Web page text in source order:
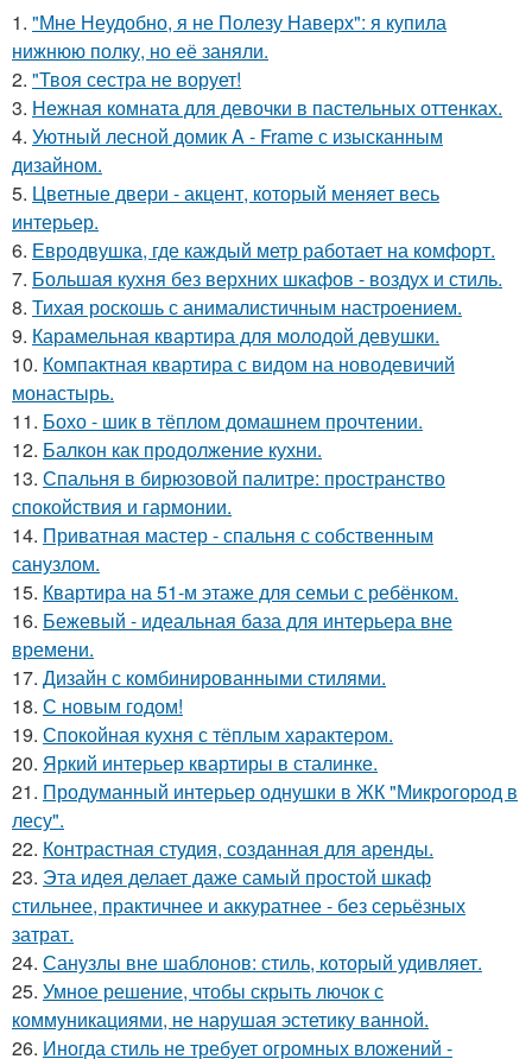
1. "Мне Неудобно, я не Полезу Наверх": я купила
нижнюю полку, но её заняли.
2. "Твоя сестра не ворует!
3. Нежная комната для девочки в пастельных оттенках.
4. Уютный лесной домик A - Frame с изысканным
дизайном.
5. Цветные двери - акцент, который меняет весь
интерьер.
6. Евродвушка, где каждый метр работает на комфорт.
7. Большая кухня без верхних шкафов - воздух и стиль.
8. Тихая роскошь с анималистичным настроением.
9. Карамельная квартира для молодой девушки.
10. Компактная квартира с видом на новодевичий
монастырь.
11. Бохо - шик в тёплом домашнем прочтении.
12. Балкон как продолжение кухни.
13. Спальня в бирюзовой палитре: пространство
спокойствия и гармонии.
14. Приватная мастер - спальня с собственным
санузлом.
15. Квартира на 51-м этаже для семьи с ребёнком.
16. Бежевый - идеальная база для интерьера вне
времени.
17. Дизайн с комбинированными стилями.
18. С новым годом!
19. Спокойная кухня с тёплым характером.
20. Яркий интерьер квартиры в сталинке.
21. Продуманный интерьер однушки в ЖК "Микрогород в
лесу".
22. Контрастная студия, созданная для аренды.
23. Эта идея делает даже самый простой шкаф
стильнее, практичнее и аккуратнее - без серьёзных
затрат.
24. Санузлы вне шаблонов: стиль, который удивляет.
25. Умное решение, чтобы скрыть лючок с
коммуникациями, не нарушая эстетику ванной.
26. Иногда стиль не требует огромных вложений -